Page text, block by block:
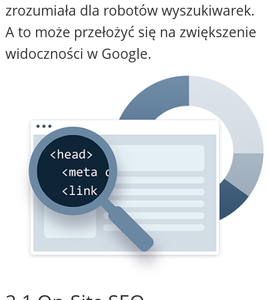
zrozumiała dla robotów wyszukiwarek.
A to może przełożyć się na zwiększenie
widoczności w Google.